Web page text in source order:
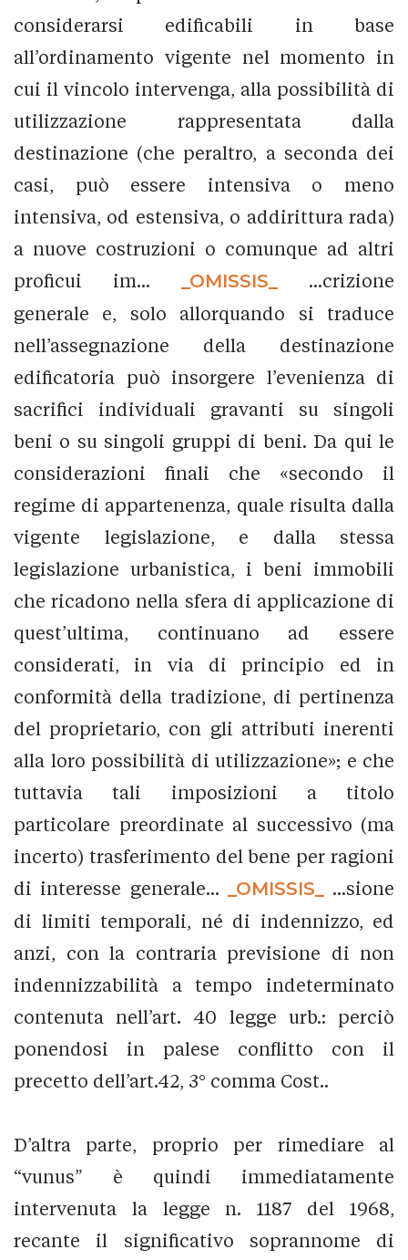
considerarsi edificabili in base
all’ordinamento vigente nel momento in
cui il vincolo intervenga, alla possibilità di
utilizzazione rappresentata dalla
destinazione (che peraltro, a seconda dei
casi, può essere intensiva o meno
intensiva, od estensiva, o addirittura rada)
a nuove costruzioni o comunque ad altri
proficui im...
_OMISSIS_
...crizione
generale e, solo allorquando si traduce
nell’assegnazione della destinazione
edificatoria può insorgere l’evenienza di
sacrifici individuali gravanti su singoli
beni o su singoli gruppi di beni. Da qui le
considerazioni finali che «secondo il
regime di appartenenza, quale risulta dalla
vigente legislazione, e dalla stessa
legislazione urbanistica, i beni immobili
che ricadono nella sfera di applicazione di
quest’ultima, continuano ad essere
considerati, in via di principio ed in
conformità della tradizione, di pertinenza
del proprietario, con gli attributi inerenti
alla loro possibilità di utilizzazione»; e che
tuttavia tali imposizioni a titolo
particolare preordinate al successivo (ma
incerto) trasferimento del bene per ragioni
di interesse generale...
_OMISSIS_
...sione
di limiti temporali, né di indennizzo, ed
anzi, con la contraria previsione di non
indennizzabilità a tempo indeterminato
contenuta nell’art. 40 legge urb.: perciò
ponendosi in palese conflitto con il
precetto dell’art.42, 3° comma Cost..
D’altra parte, proprio per rimediare al
“vunus” è quindi immediatamente
intervenuta la legge n. 1187 del 1968,
recante il significativo soprannome di